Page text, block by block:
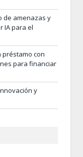
de amenazas y
IA para el
préstamo con
para financiar
y